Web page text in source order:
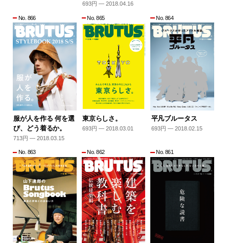
693円 — 2018.04.16
No. 866
服が人を作る 何を選
び、どう着るか。
713円 — 2018.03.15
No. 865
東京らしさ。
693円 — 2018.03.01
No. 864
平凡ブルータス
693円 — 2018.02.15
No. 863 No. 862 No. 861